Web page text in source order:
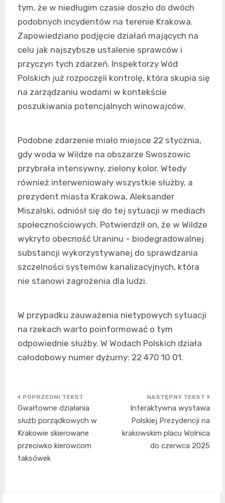
tym, że w niedługim czasie doszło do dwóch
podobnych incydentów na terenie Krakowa.
Zapowiedziano podjęcie działań mających na
celu jak najszybsze ustalenie sprawców i
przyczyn tych zdarzeń. Inspektorzy Wód
Polskich już rozpoczęli kontrolę, która skupia się
na zarządzaniu wodami w kontekście
poszukiwania potencjalnych winowajców.
Podobne zdarzenie miało miejsce 22 stycznia,
gdy woda w Wildze na obszarze Swoszowic
przybrała intensywny, zielony kolor. Wtedy
również interweniowały wszystkie służby, a
prezydent miasta Krakowa, Aleksander
Miszalski, odniósł się do tej sytuacji w mediach
społecznościowych. Potwierdził on, że w Wildze
wykryto obecność Uraninu – biodegradowalnej
substancji wykorzystywanej do sprawdzania
szczelności systemów kanalizacyjnych, która
nie stanowi zagrożenia dla ludzi.
W przypadku zauważenia nietypowych sytuacji
na rzekach warto poinformować o tym
odpowiednie służby. W Wodach Polskich działa
całodobowy numer dyżurny: 22 470 10 01.
Nawigacja
wpisu
Gwałtowne działania
służb porządkowych w
Krakowie skierowane
przeciwko kierowcom
taksówek
Interaktywna wystawa
Polskiej Prezydencji na
krakowskim placu Wolnica
do czerwca 2025